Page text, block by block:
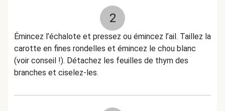
2
Émincez l’échalote et pressez ou émincez l’ail. Taillez la
carotte en fines rondelles et émincez le chou blanc
(voir conseil !). Détachez les feuilles de thym des
branches et ciselez-les.